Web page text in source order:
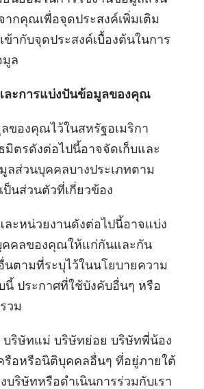
กคุณเพื่อจุดประสงค์เพิ่มเติม
ข้ากับจุดประสงค์เบื้องต้นในการ
มูล
ละการแบ่งปันข้อมูลของคุณ
ของคุณไว้ในสหรัฐอเมริกา
ตรดังต่อไปนี้อาจจัดเก็บและ
ลส่วนบุคคลบางประเภทตาม
นส่วนตัวที่เกี่ยวข้อง
ละหน่วยงานดังต่อไปนี้อาจแบ่ง
คลของคุณให้แก่กันและกัน
นตามที่ระบุไว้ในนโยบายความ
นี้ ประกาศที่ใช้บังคับอื่นๆ หรือ
วม
บริษัทแม่ บริษัทย่อย บริษัทพี่น้อง
รือหรือนิติบุคคลอื่นๆ ที่อยู่ภายใต้
บริษัทหรือดำเนินการร่วมกับเรา